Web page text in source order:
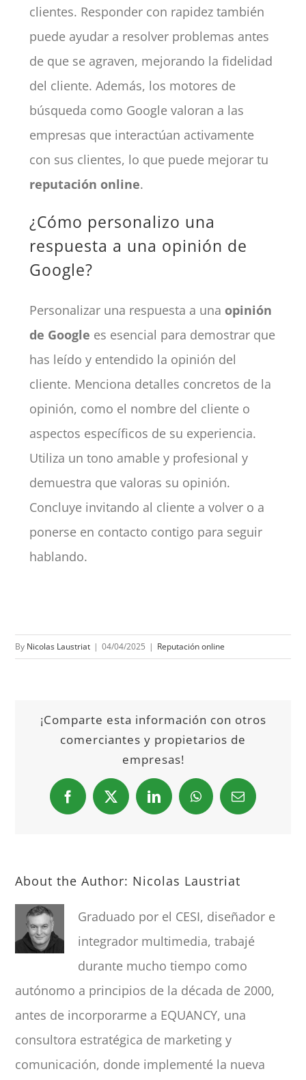
clientes. Responder con rapidez también
puede ayudar a resolver problemas antes
de que se agraven, mejorando la fidelidad
del cliente. Además, los motores de
búsqueda como Google valoran a las
empresas que interactúan activamente
con sus clientes, lo que puede mejorar tu
reputación online.
¿Cómo personalizo una
respuesta a una opinión de
Google?
Personalizar una respuesta a una opinión
de Google es esencial para demostrar que
has leído y entendido la opinión del
cliente. Menciona detalles concretos de la
opinión, como el nombre del cliente o
aspectos específicos de su experiencia.
Utiliza un tono amable y profesional y
demuestra que valoras su opinión.
Concluye invitando al cliente a volver o a
ponerse en contacto contigo para seguir
hablando.
By Nicolas Laustriat | 04/04/2025 | Reputación online
¡Comparte esta información con otros
comerciantes y propietarios de
empresas!
Facebook
X LinkedInWhatsAppEmail
About the Author: Nicolas Laustriat
Graduado por el CESI, diseñador e
integrador multimedia, trabajé
durante mucho tiempo como
autónomo a principios de la década de 2000,
antes de incorporarme a EQUANCY, una
consultora estratégica de marketing y
comunicación, donde implementé la nueva